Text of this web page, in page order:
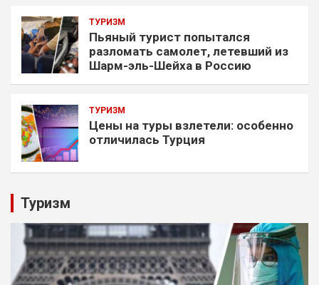
ТУРИЗМ
Пьяный турист попытался
разломать самолет, летевший из
Шарм-эль-Шейха в Россию
ТУРИЗМ
Цены на туры взлетели: особенно
отличилась Турция
Туризм